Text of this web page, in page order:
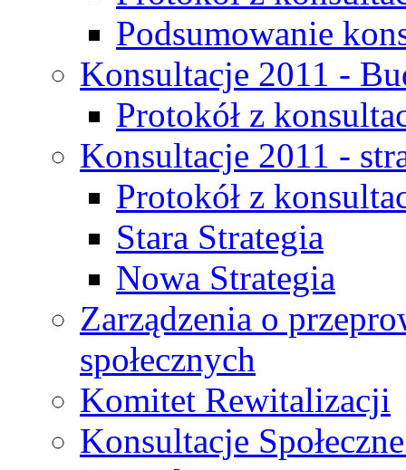
Podsumowanie
Konsultacje 2011 -
Protokół z
Konsultacje 2011 -
Protokół z
Stara Strategia
Nowa Strategia
Zarządzenia o
społecznych
Komitet Rewitalizacji
Konsultacje